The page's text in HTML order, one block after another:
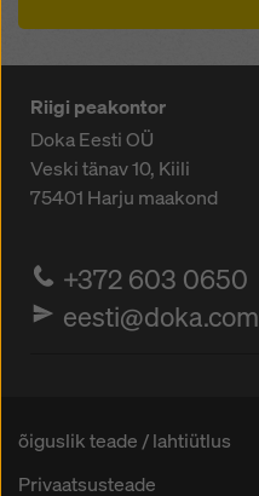
Riigi peakontor
Doka Eesti OÜ
Veski tänav 10, Kiili
75401 Harju maakond
+372 603 0650
eesti@doka.com
õiguslik teade / lahtiütlus
Privaatsusteade